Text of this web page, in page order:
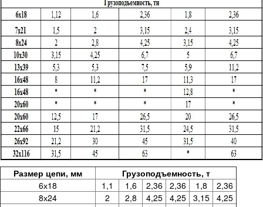
Размер цепи, мм
Грузоподъемность, т
6х18
1,1 1,6 2,36 2,36 1,8
2,36
8х24
2 2,8 4,25 4,25 3,15
4,25